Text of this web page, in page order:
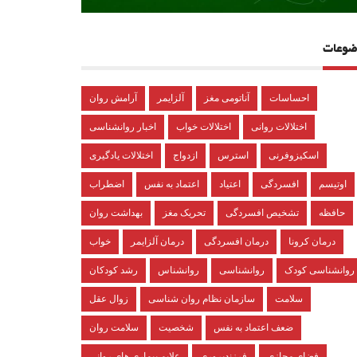
آرامش روان آلزایمر آناتومی مغز احساسات
اخبار روانشناسی اختلالات خواب اختلالات روانی
اختلالات یادگیری ازدواج استرس اسکیزوفرنی
اضطراب اعتماد به نفس اعتیاد افسردگی اوتیسم
بهداشت روان تحریک مغز تشخیص افسردگی حافظه
خواب درمان آلزایمر درمان افسردگی درمان کرونا
رشد کودکان روانشناس روانشناسی روانشناسی کودک
زوال عقل سازمان نظام روان شناسی سلامت
سلامت روان شخصیت ضعف اعتماد به نفس